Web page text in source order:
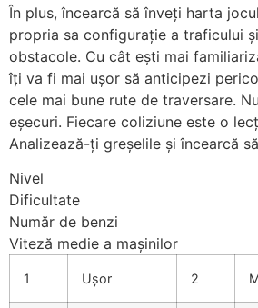
În plus, încearcă să înveți harta
propria sa configurație a traficului
obstacole. Cu cât ești mai
îți va fi mai ușor să anticipezi
cele mai bune rute de traversare.
eșecuri. Fiecare coliziune este o
Analizează-ți greșelile și încearcă
Nivel
Dificultate
Număr de benzi
Viteză medie a mașinilor
1 Ușor 2